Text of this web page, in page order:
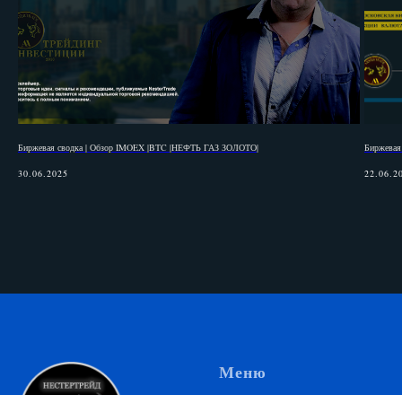
Биржевая сводка | Обзор IMOEX |BTC |НЕФТЬ ГАЗ ЗОЛОТО|
30.06.2025
Меню